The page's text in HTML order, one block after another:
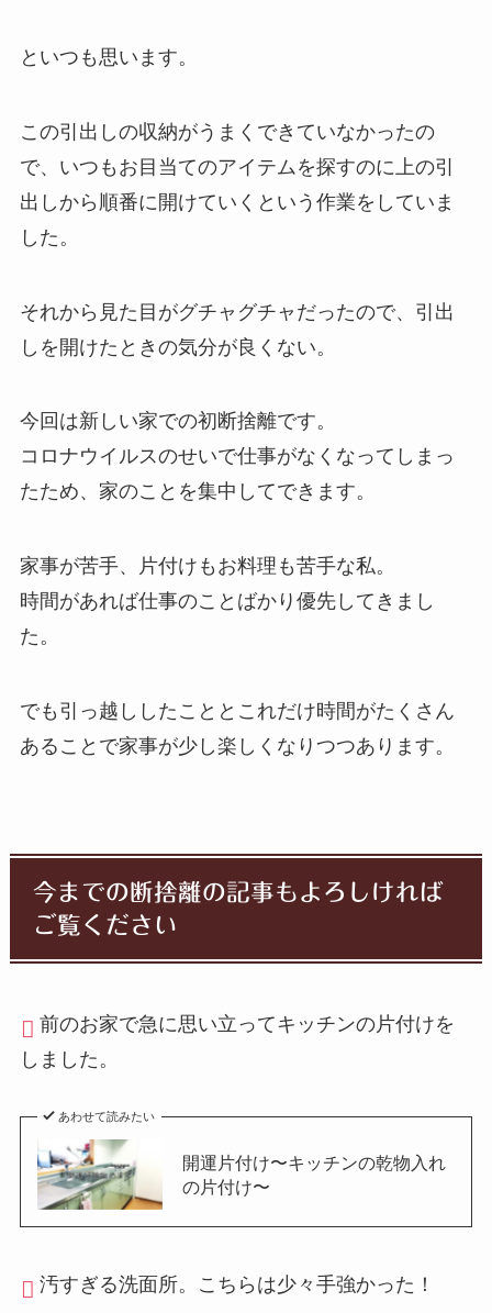
といつも思います。
この引出しの収納がうまくできていなかったの
で、いつもお目当てのアイテムを探すのに上の引
出しから順番に開けていくという作業をしていま
した。
それから見た目がグチャグチャだったので、引出
しを開けたときの気分が良くない。
今回は新しい家での初断捨離です。
コロナウイルスのせいで仕事がなくなってしまっ
たため、家のことを集中してできます。
家事が苦手、片付けもお料理も苦手な私。
時間があれば仕事のことばかり優先してきまし
た。
でも引っ越ししたこととこれだけ時間がたくさん
あることで家事が少し楽しくなりつつあります。
今までの断捨離の記事もよろしければ
ご覧ください
前のお家で急に思い立ってキッチンの片付けを
しました。
あわせて読みたい
開運片付け〜キッチンの乾物入れ
の片付け〜
汚すぎる洗面所。こちらは少々手強かった！